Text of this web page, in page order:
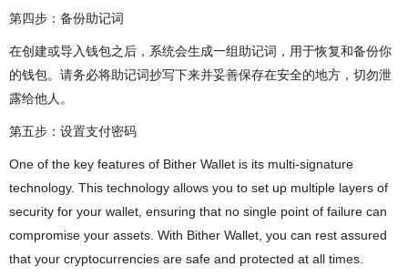
第四步：备份助记词
在创建或导入钱包之后，系统会生成一组助记词，用于恢复和备份你
的钱包。请务必将助记词抄写下来并妥善保存在安全的地方，切勿泄
露给他人。
第五步：设置支付密码
One of the key features of Bither Wallet is its multi-signature
technology. This technology allows you to set up multiple layers of
security for your wallet, ensuring that no single point of failure can
compromise your assets. With Bither Wallet, you can rest assured
that your cryptocurrencies are safe and protected at all times.